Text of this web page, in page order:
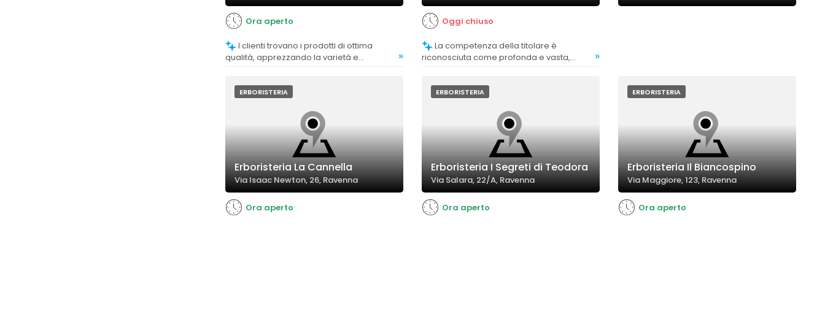
Ora aperto
qualità, apprezzando la varietà e
»
Oggi chiuso
La competenza della titolare è
riconosciuta come profonda e vasta,
»
ERBORISTERIA
Erboristeria La Cannella
Via Isaac Newton, 26, Ravenna
Ora aperto
ERBORISTERIA
Erboristeria I Segreti di Teodora
Via Salara, 22/A, Ravenna
Ora aperto
ERBORISTERIA
Erboristeria Il Biancospino
Via Maggiore, 123, Ravenna
Ora aperto